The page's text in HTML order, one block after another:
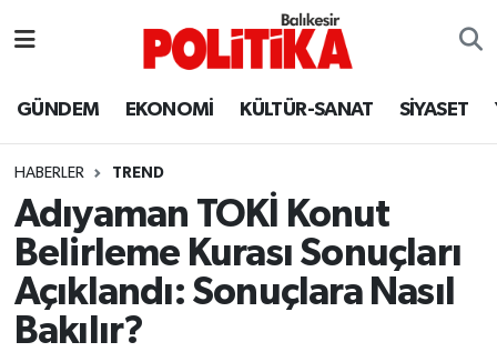
GÜNDEM EKONOMİ KÜLTÜR-SANAT SİYASET
HABERLER TREND
Adıyaman TOKİ Konut
Belirleme Kurası Sonuçları
Açıklandı: Sonuçlara Nasıl
Bakılır?
Ayvalık
Balya
Bandırma
Bigadiç
Balıkesir Hava Durumu
Balıkesir Namaz Vakitleri
Balıkesir Trafik Yoğunluk Haritası
Süper Lig Puan Durumu ve Fikstür